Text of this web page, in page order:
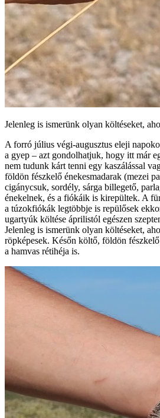
Jelenleg is ismerünk olyan költéseket,
A forró július végi-augusztus eleji
a gyep – azt gondolhatjuk, hogy itt már
nem tudunk kárt tenni egy kaszálással
földön fészkelő énekesmadarak (mezei
cigánycsuk, sordély, sárga billegető,
énekelnek, és a fiókáik is kirepültek. A
a túzokfiókák legtöbbje is repülősek
ugartyúk költése áprilistól egészen
Jelenleg is ismerünk olyan költéseket,
röpképesek. Későn költő, földön
a hamvas rétihéja is.